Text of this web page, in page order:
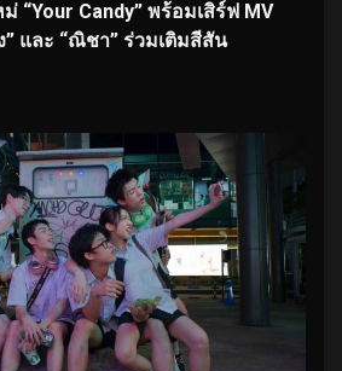
“Your Candy” พร้อมเสิร์ฟ MV
” และ “ณิชา” ร่วมเติมสีสัน